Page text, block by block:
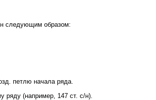
н следующим образом:
петлю начала ряда.
ряду (например, 147 ст. с/н).